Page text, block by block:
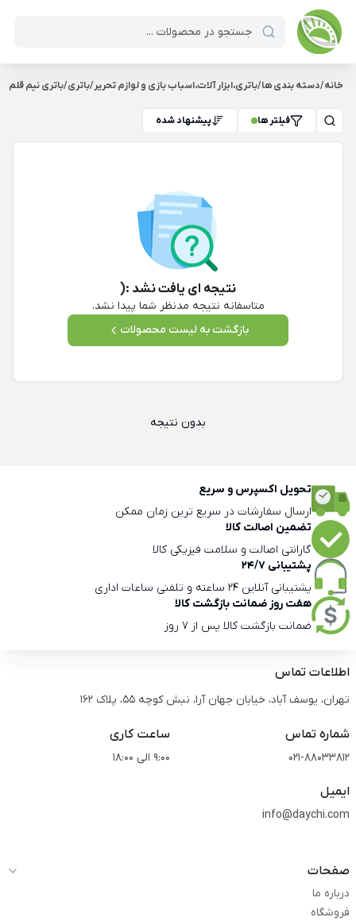
خانه/دسته بندی ها/باتری،ابزار آلات،اسباب بازی و لوازم تحریر/باتری/باتری نیم قلم
فیلتر ها پیشنهاد شده
نتیجه ای یافت نشد :(
متاسفانه نتیجه مدنظر شما پیدا نشد.
بازگشت به لیست محصولات
بدون نتیجه
تحویل اکسپرس و سریع
ارسال سفارشات در سریع ترین زمان ممکن
تضمین اصالت کالا
گارانتی اصالت و سلامت فیزیکی کالا
پشتیبانی 24/7
پشتیبانی آنلاین 24 ساعته و تلفنی ساعات اداری
هفت روز ضمانت بازگشت کالا
ضمانت بازگشت کالا پس از 7 روز
اطلاعات تماس
تهران، یوسف آباد، خیابان جهان آرا، نبش کوچه 55، پلاک 162
شماره تماس
021-88033812
ساعت کاری
9:00 الی 18:00
ایمیل
info@daychi.com
صفحات
درباره ما
فروشگاه